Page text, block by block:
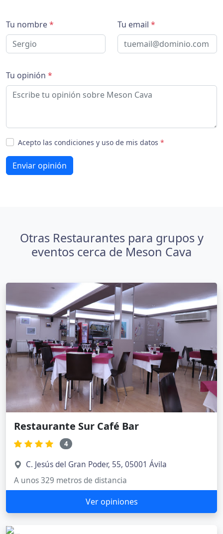
Tu nombre* Tu email *
Tu opinión *
Acepto las condiciones y uso de mis datos *
Enviar opinión
Otras Restaurantes para grupos y
eventos cerca de Meson Cava
Restaurante Sur Café Bar
4
C. Jesús del Gran Poder, 55, 05001 Ávila
A unos 329 metros de distancia
Ver opiniones